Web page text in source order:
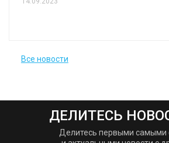
Все новости
ДЕЛИТЕСЬ
Делитесь первыми самыми